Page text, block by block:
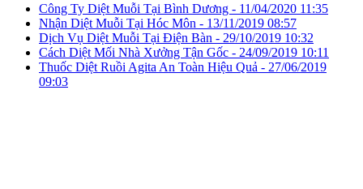
Công Ty Diệt Muỗi Tại Bình Dương - 11/04/2020 11:35
Nhận Diệt Muỗi Tại Hóc Môn - 13/11/2019 08:57
Dịch Vụ Diệt Muỗi Tại Điện Bàn - 29/10/2019 10:32
Cách Diệt Mối Nhà Xưởng Tận Gốc - 24/09/2019 10:11
Thuốc Diệt Ruồi Agita An Toàn Hiệu Quả - 27/06/2019
09:03